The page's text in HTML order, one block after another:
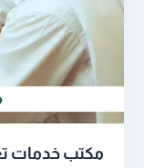
مكتب خدمات